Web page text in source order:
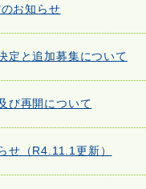
お知らせ
定と追加募集について
び再開について
せ（R4.11.1更新）